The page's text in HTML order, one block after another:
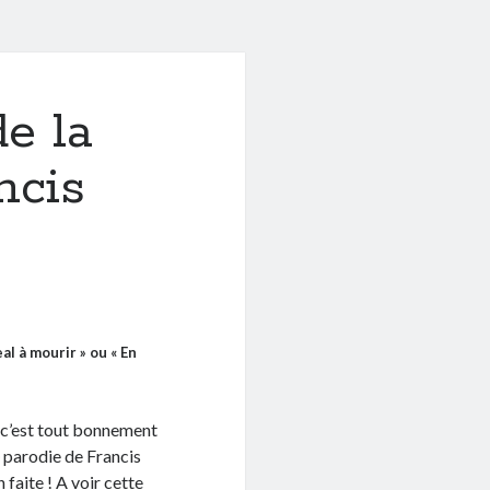
la
à mourir » ou « En
tout bonnement
de Francis
faite ! A voir cette